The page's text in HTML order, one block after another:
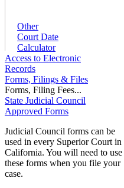
Other
Court Date
Calculator
Access to Electronic
Records
Forms, Filings & Files
Forms, Filing Fees...
State Judicial Council
Approved Forms
Judicial Council forms can be
used in every Superior Court in
California. You will need to use
these forms when you file your
case.